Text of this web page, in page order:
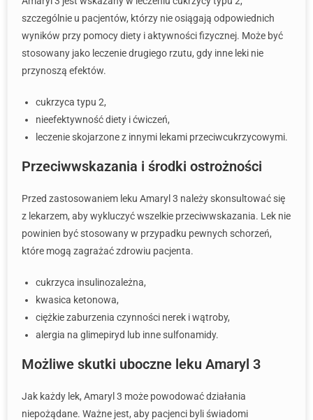
szczególnie u pacjentów, którzy nie osiągają odpowiednich
wyników przy pomocy diety i aktywności fizycznej. Może być
stosowany jako leczenie drugiego rzutu, gdy inne leki nie
przynoszą efektów.
cukrzyca typu 2,
nieefektywność diety i ćwiczeń,
leczenie skojarzone z innymi lekami przeciwcukrzycowymi.
Przeciwwskazania i środki ostrożności
Przed zastosowaniem leku Amaryl 3 należy skonsultować się
z lekarzem, aby wykluczyć wszelkie przeciwwskazania. Lek nie
powinien być stosowany w przypadku pewnych schorzeń,
które mogą zagrażać zdrowiu pacjenta.
cukrzyca insulinozależna,
kwasica ketonowa,
ciężkie zaburzenia czynności nerek i wątroby,
alergia na glimepiryd lub inne sulfonamidy.
Możliwe skutki uboczne leku Amaryl 3
Jak każdy lek, Amaryl 3 może powodować działania
niepożądane. Ważne jest, aby pacjenci byli świadomi